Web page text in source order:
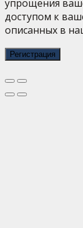
упрощения
доступом к
описанных в
Регистрация